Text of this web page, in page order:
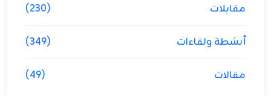
مقابلات (230)
أنشطة ولقاءات (349)
مقالات (49)